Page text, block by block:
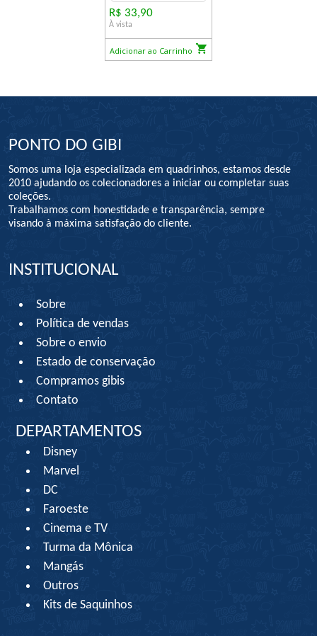
R$ 33,90
À vista
Adicionar ao Carrinho
PONTO DO GIBI
Somos uma loja especializada em quadrinhos, estamos desde
2010 ajudando os colecionadores a iniciar ou completar suas
coleções.
Trabalhamos com honestidade e transparência, sempre
visando à máxima satisfação do cliente.
INSTITUCIONAL
Sobre
Política de vendas
Sobre o envio
Estado de conservação
Compramos gibis
Contato
DEPARTAMENTOS
Disney
Marvel
DC
Faroeste
Cinema e TV
Turma da Mônica
Mangás
Outros
Kits de Saquinhos